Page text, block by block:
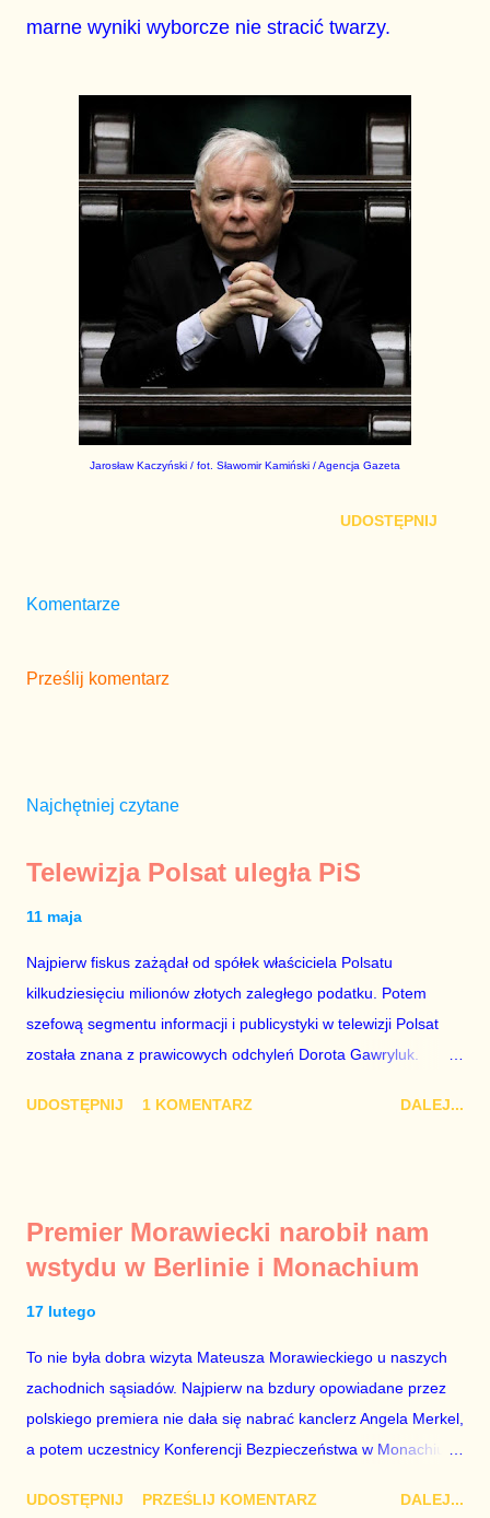
marne wyniki wyborcze nie stracić twarzy.
Jarosław Kaczyński / fot. Sławomir Kamiński / Agencja Gazeta
UDOSTĘPNIJ
Komentarze
Prześlij komentarz
Najchętniej czytane
Telewizja Polsat uległa PiS
11 maja
Najpierw fiskus zażądał od spółek właściciela Polsatu
kilkudziesięciu milionów złotych zaległego podatku. Potem
szefową segmentu informacji i publicystyki w telewizji Polsat
została znana z prawicowych odchyleń Dorota Gawryluk.
marionetka partii rządzącej, żona agenta SB, który jest obecnie
tylko tam, gdzie nie ma trudnych pytań. Taki obrót spraw
przyjmuję ze smutkiem. Właściciela Polsatu – Zygmunta
znowu dał się złamać partii Jarosława Kaczyńskiego. Znowu,
bo w 2007 roku też tak się stało. Na kilka tygodni przed
przedterminowymi wyborami parlamentarnymi do biur Solorza
politycy PiS wysłali Agencję Bezpieczeństwa Wewnętrznego, a
UDOSTĘPNIJ 1 KOMENTARZ DALEJ...
Premier Morawiecki narobił nam
wstydu w Berlinie i Monachium
17 lutego
To nie była dobra wizyta Mateusza Morawieckiego u naszych
zachodnich sąsiadów. Najpierw na bzdury opowiadane przez
polskiego premiera nie dała się nabrać kanclerz Angela Merkel,
a potem uczestnicy Konferencji Bezpieczeństwa w Monachium.
Merkel i Morawieckiego narastało we mnie zażenowanie. Było
UDOSTĘPNIJ PRZEŚLIJ KOMENTARZ DALEJ...